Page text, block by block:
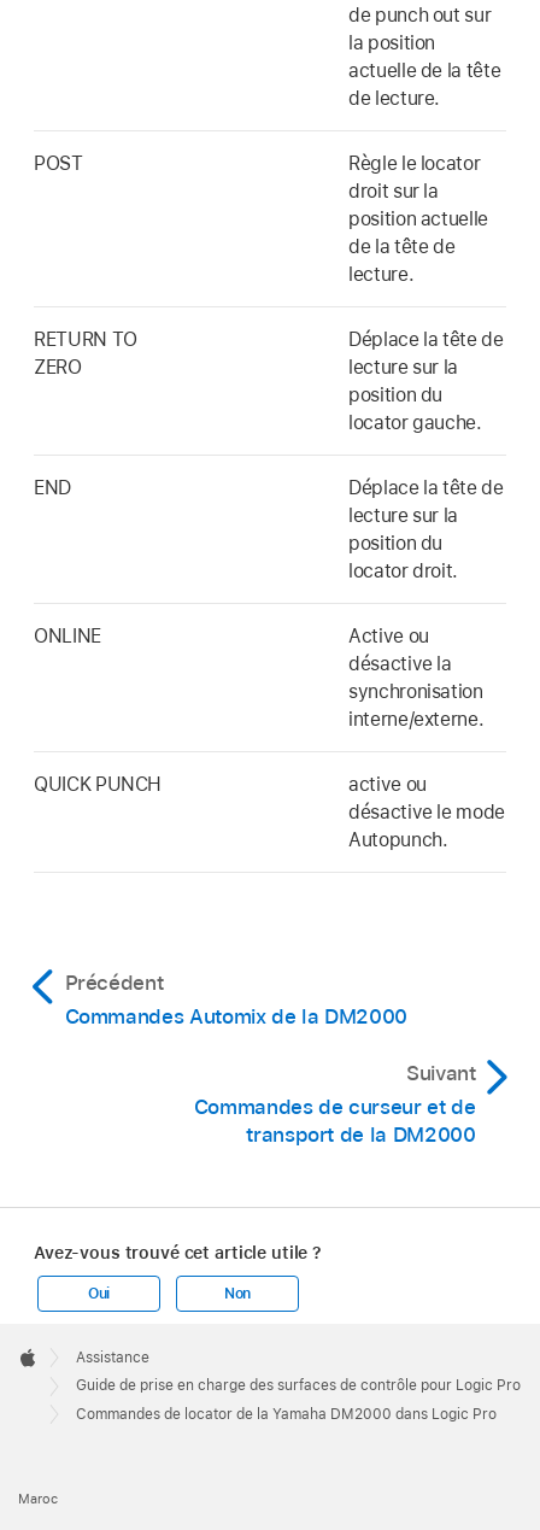
de punch out sur
la position
actuelle de la tête
de lecture.
POST
Règle le locator
droit sur la
position actuelle
de la tête de
lecture.
RETURN TO
ZERO
Déplace la tête de
lecture sur la
position du
locator gauche.
END
Déplace la tête de
lecture sur la
position du
locator droit.
ONLINE
Active ou
désactive la
synchronisation
interne/externe.
QUICK PUNCH
active ou
désactive le mode
Autopunch.
Précédent
Commandes Automix de la DM2000
Suivant
Commandes de curseur et de
transport de la DM2000
Avez-vous trouvé cet article utile ?
Oui Non
Footer

Apple
Assistance
Guide de prise en charge des surfaces de contrôle pour Logic Pro
Commandes de locator de la Yamaha DM2000 dans Logic Pro
Maroc